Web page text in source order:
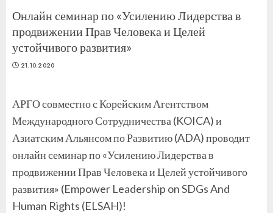
Онлайн семинар по «Усилению Лидерства в
продвижении Прав Человека и Целей
устойчивого развития»
21.10.2020
АРГО совместно с Корейским Агентством
Международного Сотрудничества (KOICA) и
Азиатским Альянсом по Развитию (ADA) проводит
онлайн семинар по «Усилению Лидерства в
продвижении Прав Человека и Целей устойчивого
развития» (Empower Leadership on SDGs And
Human Rights (ELSAH)!